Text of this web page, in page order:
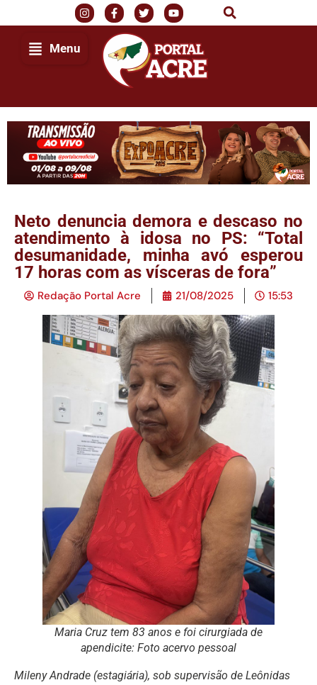
Menu
Neto denuncia demora e descaso no
atendimento à idosa no PS: “Total
desumanidade, minha avó esperou
17 horas com as vísceras de fora”
Redação Portal Acre 21/08/2025 15:53
Maria Cruz tem 83 anos e foi cirurgiada de
apendicite: Foto acervo pessoal
Mileny Andrade (estagiária), sob supervisão de Leônidas